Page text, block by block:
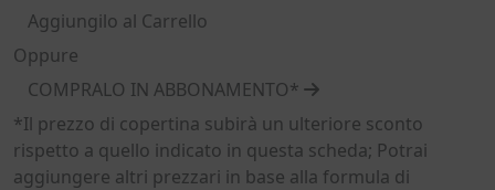
Aggiungilo al Carrello
Oppure
COMPRALO IN ABBONAMENTO*
*Il prezzo di copertina subirà un ulteriore sconto
rispetto a quello indicato in questa scheda; Potrai
aggiungere altri prezzari in base alla formula di